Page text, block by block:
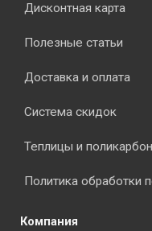
Дисконтная карта
Полезные статьи
Доставка и оплата
Система скидок
Теплицы и
Политика обработки
Компания